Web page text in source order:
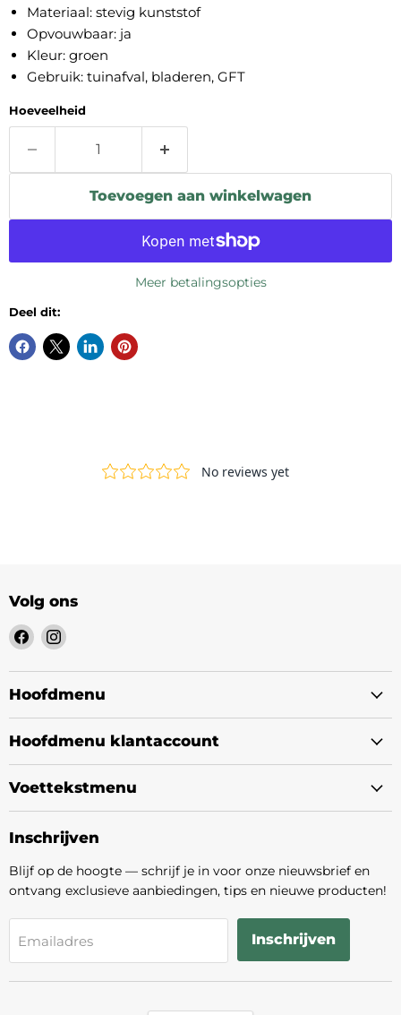
Materiaal: stevig kunststof
Opvouwbaar: ja
Kleur: groen
Gebruik: tuinafval, bladeren, GFT
Hoeveelheid
Toevoegen aan winkelwagen
Meer betalingsopties
Deel dit:
Volg ons
Vind
ons
op
Facebook
Vind
op
Instagram
Hoofdmenu
Hoofdmenu klantaccount
Voettekstmenu
Inschrijven
Blijf op de hoogte — schrijf je in voor onze nieuwsbrief en
ontvang exclusieve aanbiedingen, tips en nieuwe producten!
Emailadres Inschrijven